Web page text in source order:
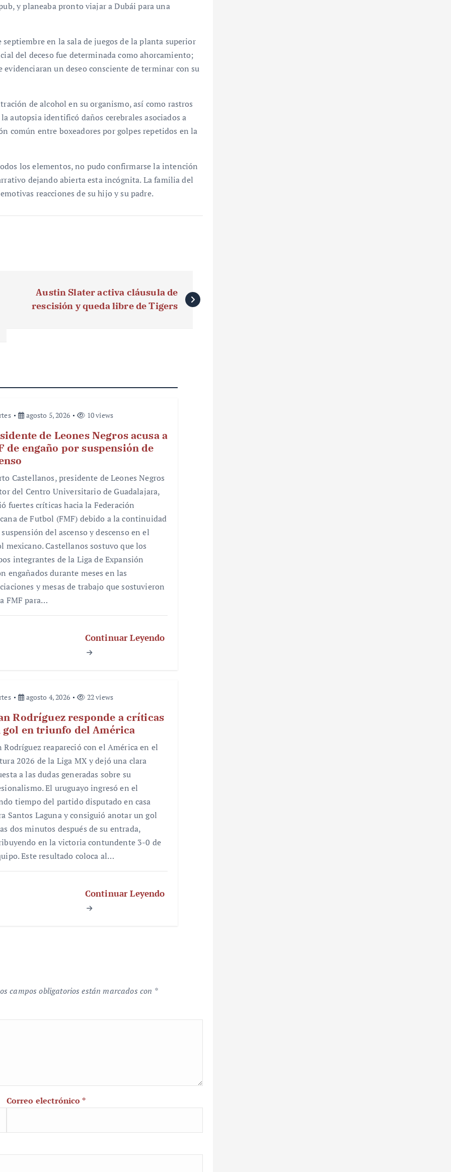
y planeaba pronto viajar a Dubái para una
en la sala de juegos de la planta superior
del deceso fue determinada como ahorcamiento;
un deseo consciente de terminar con su
de alcohol en su organismo, así como rastros
autopsia identificó daños cerebrales asociados a
común entre boxeadores por golpes repetidos en la
los elementos, no pudo confirmarse la intención
dejando abierta esta incógnita. La familia del
reacciones de su hijo y su padre.
Austin Slater activa cláusula de
rescisión y queda libre de Tigers
agosto 5, 2026 10 views
de Leones Negros acusa a
de engaño por suspensión de
Castellanos, presidente de Leones Negros
del Centro Universitario de Guadalajara,
fuertes críticas hacia la Federación
de Futbol (FMF) debido a la continuidad
del ascenso y descenso en el
mexicano. Castellanos sostuvo que los
integrantes de la Liga de Expansión
engañados durante meses en las
y mesas de trabajo que sostuvieron
FMF para…
Continuar Leyendo
agosto 4, 2026 22 views
Rodríguez responde a críticas
gol en triunfo del América
Rodríguez reapareció con el América en el
2026 de la Liga MX y dejó una clara
a las dudas generadas sobre su
El uruguayo ingresó en el
tiempo del partido disputado en casa
Santos Laguna y consiguió anotar un gol
dos minutos después de su entrada,
en la victoria contundente 3-0 de
Este resultado coloca al…
Continuar Leyendo
campos obligatorios están marcados con *
Correo electrónico *